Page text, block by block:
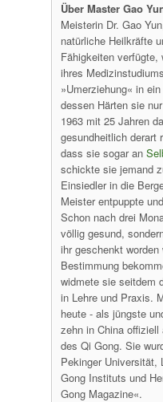
Über Master Gao
Meisterin Dr. Gao
natürliche Heilkräfte
Fähigkeiten
ihres
»Umerziehung« in
dessen Härten sie
1963 mit 25 Jahren
gesundheitlich derart
dass sie sogar an
schickte sie jemand
Einsiedler in die
Meister entpuppte
Schon nach drei
völlig gesund,
ihr geschenkt
Bestimmung
widmete sie seitdem
in Lehre und Praxis.
heute - als jüngste
zehn in China
des Qi Gong. Sie
Pekinger Universität,
Gong Instituts und
Gong Magazine«.